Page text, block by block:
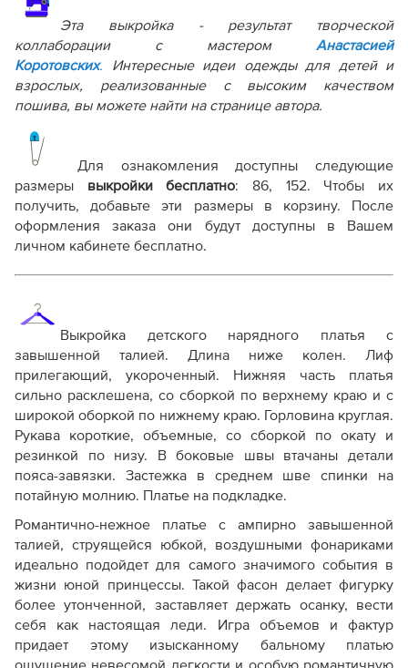
Эта выкройка - результат творческой
коллаборации с мастером
Анастасией
Коротовских.
Интересные идеи одежды для детей и
взрослых, реализованные с высоким качеством
пошива, вы можете найти на странице автора.
Для ознакомления доступны следующие
размеры
выкройки бесплатно: 86, 152. Чтобы их
получить, добавьте эти размеры в корзину. После
оформления заказа они будут доступны в Вашем
личном кабинете бесплатно.
Выкройка детского нарядного платья с
завышенной талией. Длина ниже колен. Лиф
прилегающий, укороченный. Нижняя часть платья
сильно расклешена, со сборкой по верхнему краю и с
широкой оборкой по нижнему краю. Горловина круглая.
Рукава короткие, объемные, со сборкой по окату и
резинкой по низу. В боковые швы втачаны детали
пояса-завязки. Застежка в среднем шве спинки на
потайную молнию. Платье на подкладке.
Романтично-нежное платье с ампирно завышенной
талией, струящейся юбкой, воздушными фонариками
идеально подойдет для самого значимого события в
жизни юной принцессы. Такой фасон делает фигурку
более утонченной, заставляет держать осанку, вести
себя как настоящая леди. Игра объемов и фактур
придает этому изысканному бальному платью